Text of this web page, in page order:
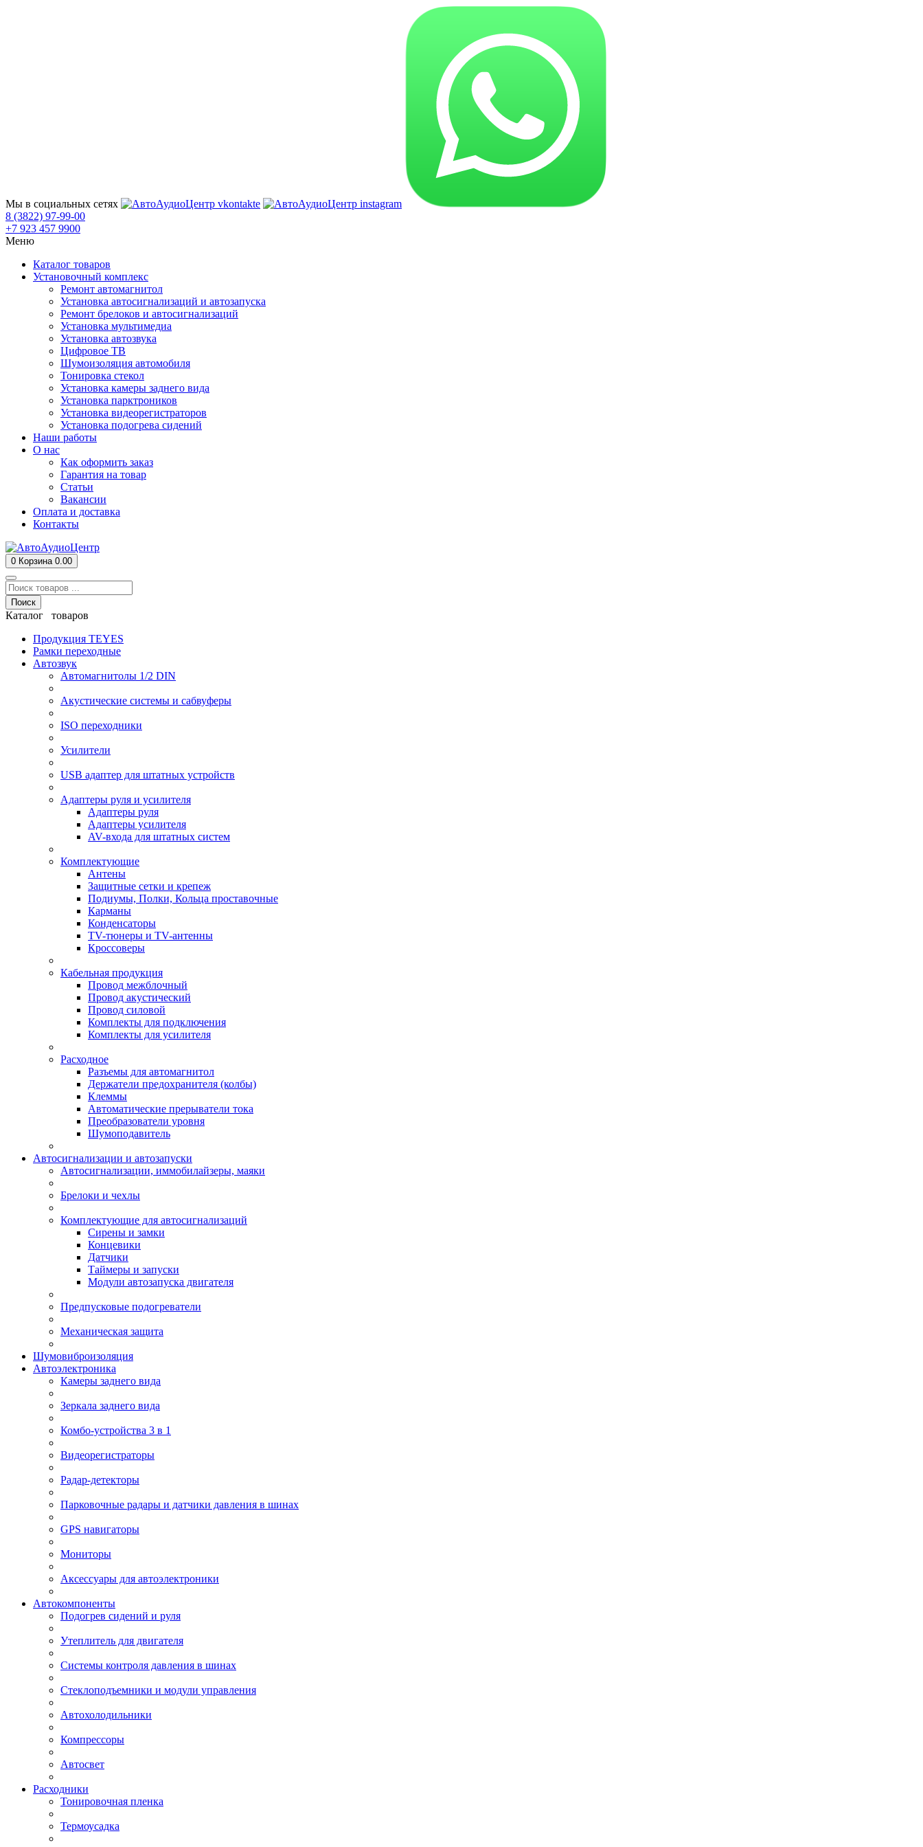
Мы в социальных сетях
8 (3822) 97-99-00
+7 923 457 9900
Меню
Каталог товаров
Установочный комплекс
Ремонт автомагнитол
Установка автосигнализаций и автозапуска
Ремонт брелоков и автосигнализаций
Установка мультимедиа
Установка автозвука
Цифровое ТВ
Шумоизоляция автомобиля
Тонировка стекол
Установка камеры заднего вида
Установка парктроников
Установка видеорегистраторов
Установка подогрева сидений
Наши работы
О нас
Как оформить заказ
Гарантия на товар
Статьи
Вакансии
Оплата и доставка
Контакты
0 Корзина 0.00
Поиск
Каталог товаров
Продукция TEYES
Рамки переходные
Автозвук
Автомагнитолы 1/2 DIN
Акустические системы и сабвуферы
ISO переходники
Усилители
USB адаптер для штатных устройств
Адаптеры руля и усилителя
Адаптеры руля
Адаптеры усилителя
AV-входа для штатных систем
Комплектующие
Антены
Защитные сетки и крепеж
Подиумы, Полки, Кольца проставочные
Карманы
Конденсаторы
TV-тюнеры и TV-антенны
Кроссоверы
Кабельная продукция
Провод межблочный
Провод акустический
Провод силовой
Комплекты для подключения
Комплекты для усилителя
Расходное
Разъемы для автомагнитол
Держатели предохранителя (колбы)
Клеммы
Автоматические прерыватели тока
Преобразователи уровня
Шумоподавитель
Автосигнализации и автозапуски
Автосигнализации, иммобилайзеры, маяки
Брелоки и чехлы
Комплектующие для автосигнализаций
Сирены и замки
Концевики
Датчики
Таймеры и запуски
Модули автозапуска двигателя
Предпусковые подогреватели
Механическая защита
Шумовиброизоляция
Автоэлектроника
Камеры заднего вида
Зеркала заднего вида
Комбо-устройства 3 в 1
Видеорегистраторы
Радар-детекторы
Парковочные радары и датчики давления в шинах
GPS навигаторы
Мониторы
Аксессуары для автоэлектроники
Автокомпоненты
Подогрев сидений и руля
Утеплитель для двигателя
Системы контроля давления в шинах
Стеклоподъемники и модули управления
Автохолодильники
Компрессоры
Автосвет
Расходники
Тонировочная пленка
Термоусадка